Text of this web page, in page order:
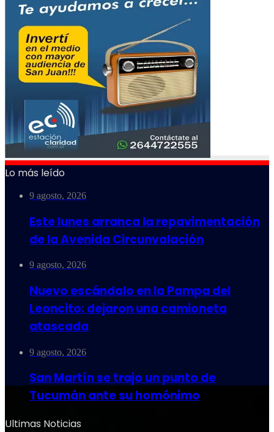
Lo más leído
9 agosto, 2026
Este lunes arranca la repavimentación
de la Avenida Circunvalación
9 agosto, 2026
Nuevo escándalo en la Pampa del
Leoncito: dejaron una camioneta
atascada
9 agosto, 2026
San Martín se trajo un punto de
Tucumán ante su homónimo
Ultimas Noticias